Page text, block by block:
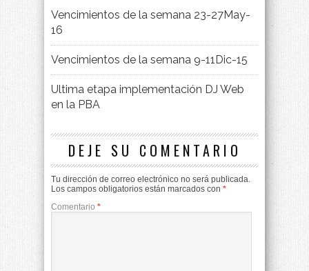
Vencimientos de la semana 23-27May-
16
Vencimientos de la semana 9-11Dic-15
Ultima etapa implementación DJ Web
en la PBA
DEJE SU COMENTARIO
Tu dirección de correo electrónico no será publicada.
Los campos obligatorios están marcados con *
Comentario *